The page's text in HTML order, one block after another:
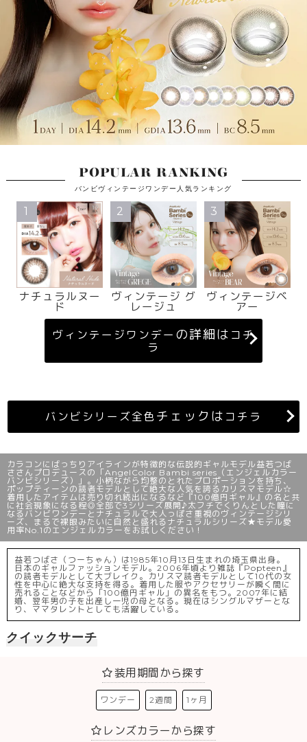
POPULAR RANKING
バンビヴィンテージワンデー人気ランキング
1
ナチュラルヌー
ド
2
ヴィンテージ グ
レージュ
3
ヴィンテージベ
アー
ヴィンテージワンデー の詳細は コチ
ラ
バンビシリーズ全色 チェックは コチラ
カラコンにばっちりアイラインが特徴的な伝説的ギャルモデル益若つば
ささんプロデュースの「AngelColor Bambi series（エンジェルカラー
バンビシリーズ）」。小柄ながら均整のとれたプロポーションを持ち、
ポップティーンの読者モデルとして絶大な人気を誇るカリスマモデル☆
着用したアイテムは売り切れ続出になるなど『100億円ギャル』の名と共
に社会現象になる程◎全部で3シリーズ展開♪太フチでくりんとした瞳に
なるバンビワンデーとナチュラルで大人っぽさ重視のヴィンテージシリ
ーズ、まるで裸眼みたいに自然と盛れるナチュラルシリーズ★モデル愛
用率No.1のエンジェルカラーをお試しください！
益若つばさ（つーちゃん）は1985年10月13日生まれの埼玉県出身。
日本のギャルファッションモデル。2006年頃より雑誌『Popteen』
の読者モデルとして大ブレイク。カリスマ読者モデルとして10代の女
性を中心に絶大な支持を得る。着用した服やアクセサリーが瞬く間に
売れることなどから「100億円ギャル」の異名をもつ。2007年に結
婚、翌年男の子を出産し一児の母となる。現在はシングルマザーとな
り、ママタレントとしても活躍している。
クイックサーチ
装用期間から探す
ワンデー 2週間 1ヶ月
レンズカラーから探す